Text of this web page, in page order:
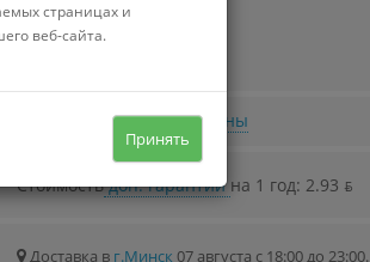
Можно купить в кредит
Стоимость от 0.07 ƃ/мec.
Узнать о снижении цены
Стоимостьдоп. гарантиина 1 год: 2.93 ƃ
Доставка в г.Минск 07 августа с 18:00 до 23:00.
страницах и
веб-сайта.
Принять